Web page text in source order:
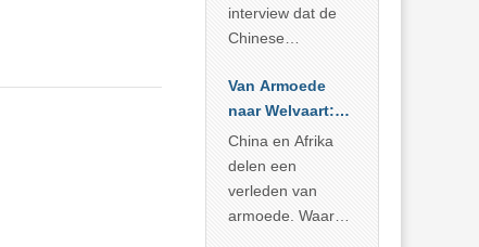
interview dat de
Chinese
Sociale
Wetenschappen
afnam van de
Britse
marxistische
econoom Michael
Van Armoede
naar Welvaart:
Wat Afrika kan
leren van
China’s
economisch
China en Afrika
delen een
verleden van
armoede. Waar